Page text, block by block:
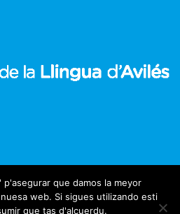
p'asegurar que damos la meyor
web. Si sigues utilizando esti
que tas d'alcuerdu.